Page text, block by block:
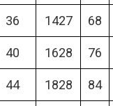
36 1427 68
40 1628 76
44 1828 84